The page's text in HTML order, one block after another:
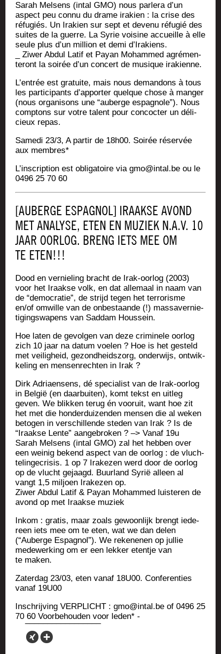
Sarah Mel­sens (intal GMO) nous par­le­ra d’un
aspect peu connu du drame ira­kien : la crise des
réfu­giés. Un Ira­kien sur sept et deve­nu réfu­gié des
suites de la guerre. La Syrie voi­sine accueille à elle
seule plus d’un mil­lion et demi d’Irakiens.
_ Ziwer Abdul Latif et Payan Moham­med agré­men­
te­ront la soi­rée d’un concert de musique irakienne.
L’en­trée est gra­tuite, mais nous deman­dons à tous
les par­ti­ci­pants d’ap­por­ter quelque chose à man­ger
(nous orga­ni­sons une “auberge espa­gnole”). Nous
comp­tons sur votre talent pour concoc­ter un déli­
cieux repas.
Same­di 23/3, A par­tir de 18h00. Soi­rée réser­vée
aux membres*
L’ins­crip­tion est obli­ga­toire via gmo@intal.be ou le
0496 25 70 60
[AUBERGE ESPAGNOL] IRAAKSE AVOND
MET ANALYSE, ETEN EN MUZIEK N.A.V. 10
JAAR OORLOG. BRENG IETS MEE OM
TE ETEN!!!
Dood en ver­nie­ling bracht de Irak-oor­log (2003)
voor het Iraakse volk, en dat alle­maal in naam van
de “demo­cra­tie”, de stri­jd tegen het ter­ro­risme
en/of omwille van de onbes­taande (!) mas­sa­ver­nie­
ti­ging­swa­pens van Sad­dam Houssein.
Hoe laten de gevol­gen van deze cri­mi­nele oor­log
zich 10 jaar na datum voe­len ? Hoe is het ges­teld
met vei­li­gheid, gezond­heid­szorg, onder­wi­js, ont­wik­
ke­ling en men­sen­rech­ten in Irak ?
Dirk Adriaen­sens, dé spe­cia­list van de Irak-oor­log
in Bel­gië (en daar­bui­ten), komt tekst en uit­leg
geven. We blik­ken terug én voo­ruit, want hoe zit
het met die hon­der­dui­zen­den men­sen die al weken
beto­gen in ver­schil­lende ste­den van Irak ? Is de
“Iraakse Lente” aan­ge­bro­ken ? –> Vanaf 19u
Sarah Mel­sens (intal GMO) zal het heb­ben over
een wei­nig bekend aspect van de oor­log : de vluch­
te­lin­ge­cri­sis. 1 op 7 Ira­ke­zen werd door de oor­log
op de vlucht gejaagd. Buur­land Syrië alleen al
vangt 1,5 mil­joen Ira­ke­zen op.
Ziwer Abdul Latif & Payan Moham­med luis­te­ren de
avond op met Iraakse muziek
Inkom : gra­tis, maar zoals gewoon­lijk brengt iede­
reen iets mee om te eten, wat we dan delen
(“Auberge Espa­gnol”). We reke­ne­nen op jul­lie
mede­wer­king om er een lek­ker etentje van
te maken.
Zater­dag 23/03, eten vanaf 18U00. Confe­ren­ties
vanaf 19U00
Inschri­j­ving VERPLICHT : gmo@intal.be of 0496 25
70 60 Voor­be­hou­den voor leden* -